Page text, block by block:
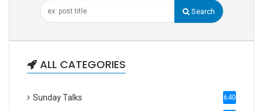
Search
ALL CATEGORIES
Sunday Talks 640